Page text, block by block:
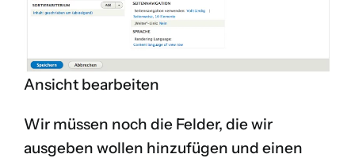
Ansicht bearbeiten
Wir müssen noch die Felder, die wir
ausgeben wollen hinzufügen und einen